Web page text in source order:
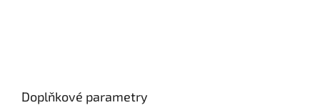
Doplňkové parametry